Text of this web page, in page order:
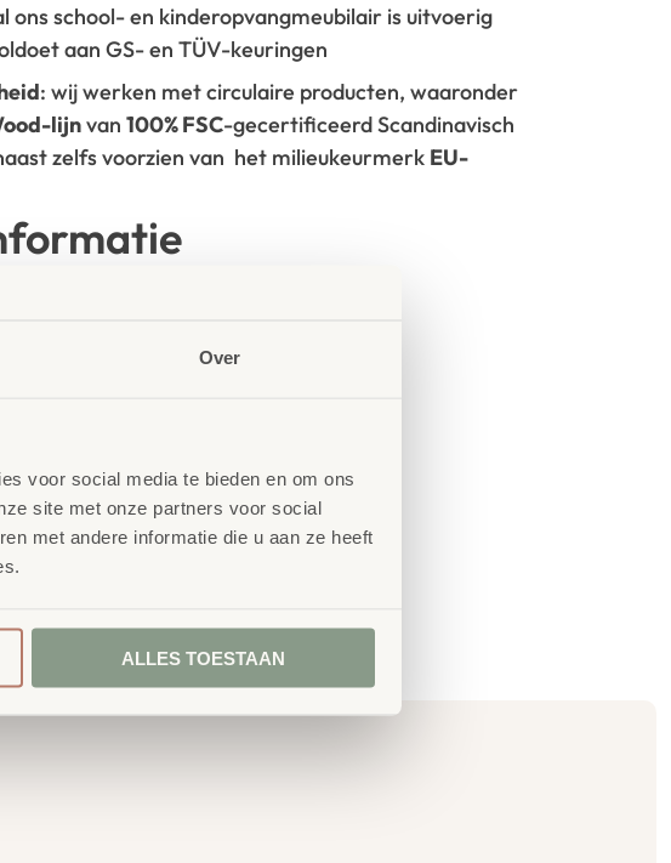
Over
voor social media te bieden en om ons
site met onze partners voor social
met andere informatie die u aan ze heeft
ALLES TOESTAAN
ons school- en kinderopvangmeubilair is uitvoerig
aan GS- en TÜV-keuringen
: wij werken met circulaire producten, waaronder
lijnvan 100% FSC-gecertificeerd Scandinavisch
zelfs voorzien van het milieukeurmerk EU-